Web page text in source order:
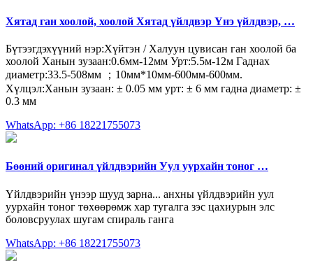
Хятад ган хоолой, хоолой Хятад үйлдвэр Үнэ үйлдвэр, …
Бүтээгдэхүүний нэр:Хүйтэн / Халуун цувисан ган хоолой ба
хоолой Ханын зузаан:0.6мм-12мм Урт:5.5м-12м Гаднах
диаметр:33.5-508мм ；10мм*10мм-600мм-600мм.
Хүлцэл:Ханын зузаан: ± 0.05 мм урт: ± 6 мм гадна диаметр: ±
0.3 мм
WhatsApp: +86 18221755073
Бөөний оригинал үйлдвэрийн Уул уурхайн тоног …
Үйлдвэрийн үнээр шууд зарна... анхны үйлдвэрийн уул
уурхайн тоног төхөөрөмж хар тугалга зэс цахиурын элс
боловсруулах шугам спираль ганга
WhatsApp: +86 18221755073